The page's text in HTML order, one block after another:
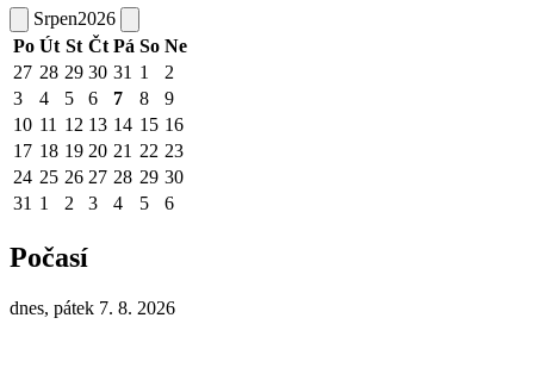
Srpen2026
Po Út St Čt Pá So Ne
27 28 29 30 31 1
2
3
4 5 6 7 8
9
10 11 12 13 14 15 16
17 18 19 20 21 22 23
24 25 26 27 28 29 30
31 1 2 3 4 5 6
Počasí
dnes, pátek 7. 8. 2026